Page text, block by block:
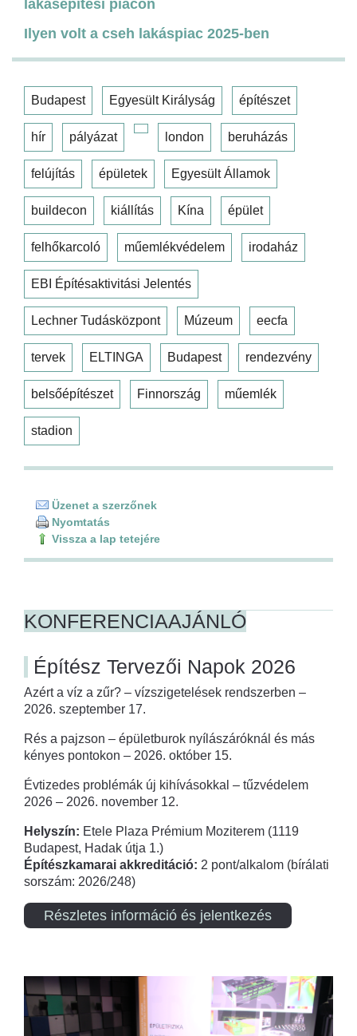
lakásépítési piacon
Ilyen volt a cseh lakáspiac 2025-ben
Budapest Egyesült Királyság építészet
hír pályázat london beruházás
felújítás épületek Egyesült Államok
buildecon kiállítás Kína épület
felhőkarcoló műemlékvédelem irodaház
EBI Építésaktivitási Jelentés
Lechner Tudásközpont Múzeum eecfa
tervek ELTINGA Budapest rendezvény
belsőépítészet Finnország műemlék
stadion
Üzenet a szerzőnek
Nyomtatás
Vissza a lap tetejére
KONFERENCIAAJÁNLÓ
Építész Tervezői Napok 2026
Azért a víz a zűr? – vízszigetelések rendszerben –
2026. szeptember 17.
Rés a pajzson – épületburok nyílászáróknál és más
kényes pontokon – 2026. október 15.
Évtizedes problémák új kihívásokkal – tűzvédelem
2026 – 2026. november 12.
Helyszín: Etele Plaza Prémium Moziterem (1119
Budapest, Hadak útja 1.)
Építészkamarai akkreditáció: 2 pont/alkalom (bírálati
sorszám: 2026/248)
Részletes információ és jelentkezés